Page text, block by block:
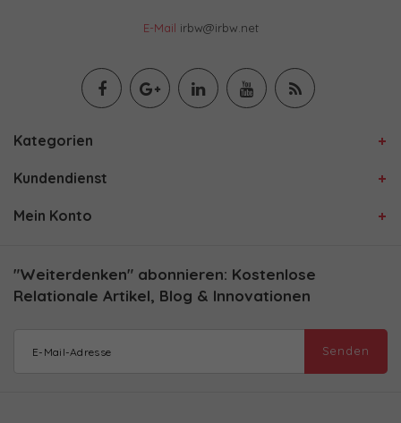
E-Mail irbw@irbw.net
Kategorien
Kundendienst
Mein Konto
"Weiterdenken" abonnieren: Kostenlose
Relationale Artikel, Blog & Innovationen
Senden